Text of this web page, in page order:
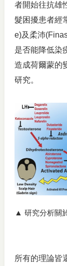
者開始往抗雄
髮困擾患者經
e)及柔沛
是否能降低染
造成荷爾蒙的
研究。
▲ 研究分析關
所有的理論皆